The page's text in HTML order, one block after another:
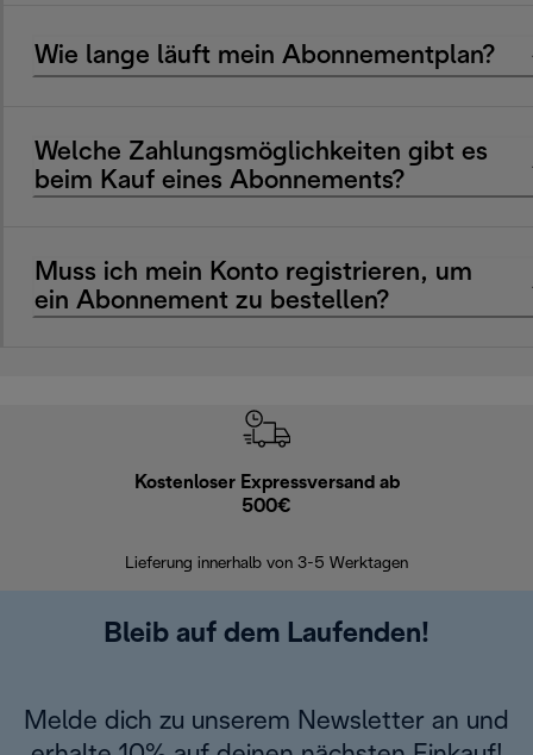
Wie lange läuft mein Abonnementplan?
Welche Zahlungsmöglichkeiten gibt es
beim Kauf eines Abonnements?
Muss ich mein Konto registrieren, um
ein Abonnement zu bestellen?
Kostenloser Expressversand ab
500€
Lieferung innerhalb von 3-5 Werktagen
Bleib auf dem Laufenden!
Melde dich zu unserem Newsletter an und